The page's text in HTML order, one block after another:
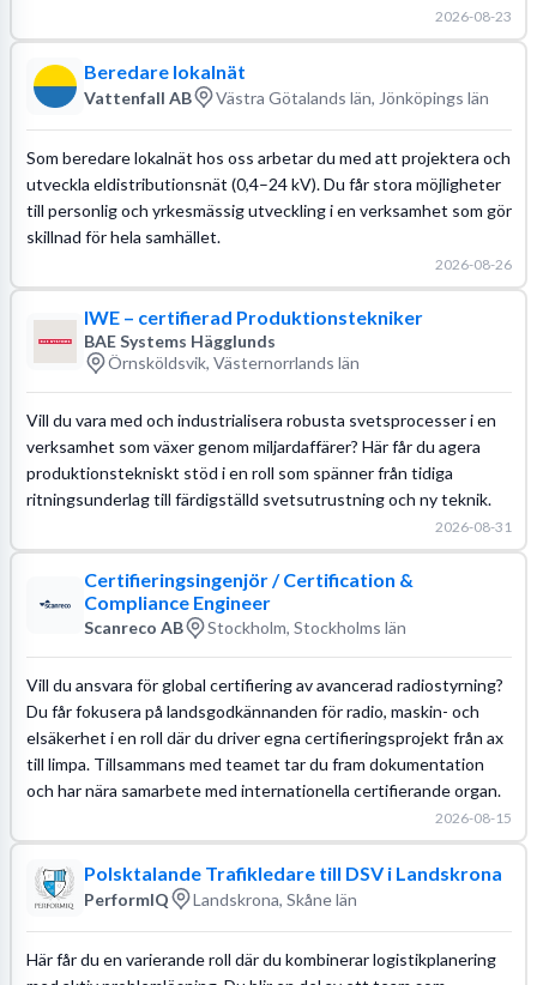
2026-08-23
Beredare lokalnät
Vattenfall AB Västra Götalands län, Jönköpings län
Som beredare lokalnät hos oss arbetar du med att projektera och
utveckla eldistributionsnät (0,4–24 kV). Du får stora möjligheter
till personlig och yrkesmässig utveckling i en verksamhet som gör
skillnad för hela samhället.
2026-08-26
IWE – certifierad Produktionstekniker
BAE Systems Hägglunds
Örnsköldsvik, Västernorrlands län
Vill du vara med och industrialisera robusta svetsprocesser i en
verksamhet som växer genom miljardaffärer? Här får du agera
produktionstekniskt stöd i en roll som spänner från tidiga
ritningsunderlag till färdigställd svetsutrustning och ny teknik.
2026-08-31
Certifieringsingenjör / Certification &
Compliance Engineer
Scanreco AB Stockholm, Stockholms län
Vill du ansvara för global certifiering av avancerad radiostyrning?
Du får fokusera på landsgodkännanden för radio, maskin- och
elsäkerhet i en roll där du driver egna certifieringsprojekt från ax
till limpa. Tillsammans med teamet tar du fram dokumentation
och har nära samarbete med internationella certifierande organ.
2026-08-15
Polsktalande Trafikledare till DSV i Landskrona
PerformIQ Landskrona, Skåne län
Här får du en varierande roll där du kombinerar logistikplanering